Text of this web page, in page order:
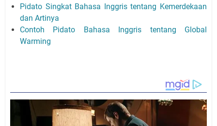
Pidato Singkat Bahasa Inggris tentang Kemerdekaan
dan Artinya
Contoh Pidato Bahasa Inggris tentang Global
Warming